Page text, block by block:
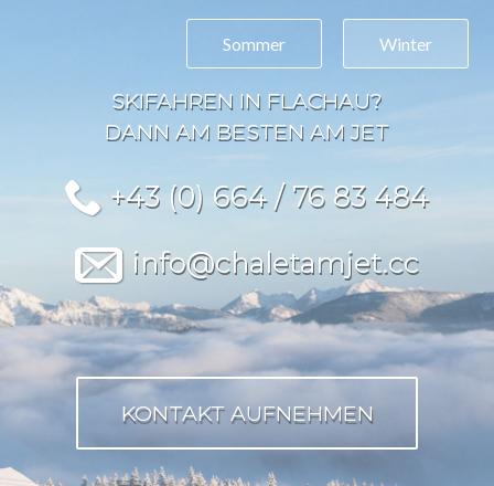
Sommer Winter
SKIFAHREN IN FLACHAU?
DANN AM BESTEN AM JET
+43 (0) 664 / 76 83 484
info@chaletamjet.cc
KONTAKT AUFNEHMEN